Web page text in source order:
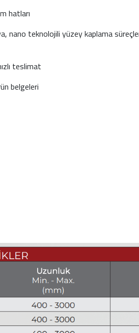
hatları
nano teknolojili yüzey kaplama
teslimat
belgeleri